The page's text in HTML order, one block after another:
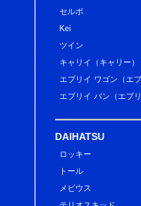
セルボ
Kei
ツイン
キャリイ（キャリー）
エブリイ ワゴン（エ
エブリイ バン（エブリ
DAIHATSU
ロッキー
トール
メビウス